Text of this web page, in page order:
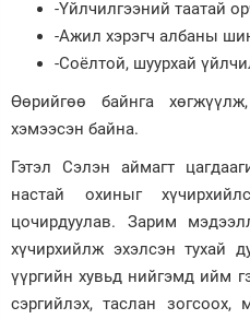
-Үйлчилгээний таатай
-Ажил хэрэгч албаны
-Соёлтой, шуурхай
Өөрийгөө байнга
хэмээсэн байна.
Гэтэл Сэлэн аймагт
настай охиныг
цочирдуулав. Зарим
хүчирхийлж эхэлсэн тухай
үүргийн хувьд нийгэмд ийм
сэргийлэх, таслан